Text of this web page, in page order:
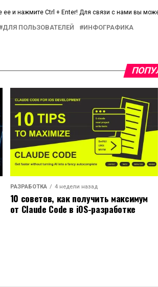
ее и нажмите Ctrl + Enter! Для связи с нами вы
ДЛЯ ПОЛЬЗОВАТЕЛЕЙ ИНФОГРАФИКА
РАЗРАБОТКА 4 недели назад
10 советов, как получить максимум
от Claude Code в iOS-разработке